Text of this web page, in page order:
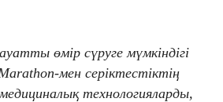
өмір сүруге мүмкіндігі
мен серіктестіктің
технологияларды,